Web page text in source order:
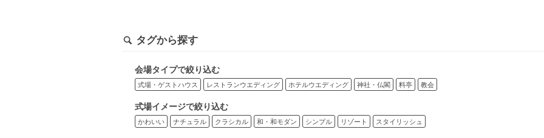
タグから探す
会場タイプで絞り込む
式場・ゲストハウス レストランウエディング ホテルウエディング 神社・仏閣 料亭 教会
式場イメージで絞り込む
かわいい ナチュラル クラシカル 和・和モダン シンプル リゾート スタイリッシュ